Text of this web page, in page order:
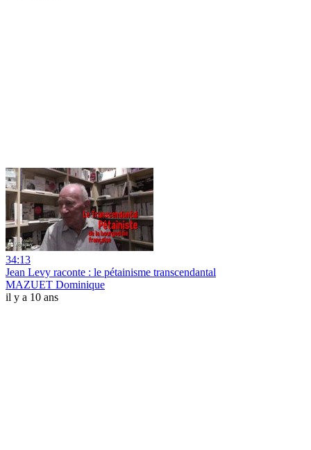
34:13
Jean Levy raconte : le pétainisme transcendantal
MAZUET Dominique
il y a 10 ans